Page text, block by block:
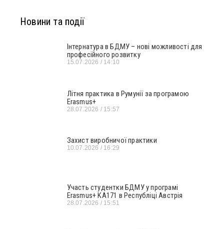
Новини та події
Інтернатура в БДМУ – нові можливості для
професійного розвитку
15.07.2026 14:10
Літня практика в Румунії за програмою
Erasmus+
28.07.2026 15:57
Захист виробничої практики
10.07.2026 16:29
Участь студентки БДМУ у програмі
Erasmus+ KA171 в Республіці Австрія
28.07.2026 15:51